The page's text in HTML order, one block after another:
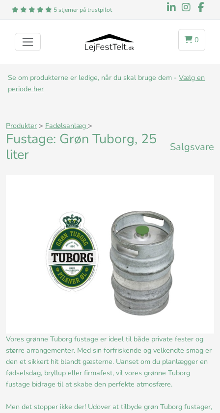
5 stjerner på trustpilot
0
Se om produkterne er ledige, når du skal bruge dem - Vælg en
periode her
Produkter > Fadølsanlæg >
Fustage: Grøn Tuborg, 25
liter
Salgsvare
Vores grønne Tuborg fustage er ideel til både private fester og
større arrangementer. Med sin forfriskende og velkendte smag er
den et sikkert hit blandt gæsterne. Uanset om du planlægger en
fødselsdag, bryllup eller firmafest, vil vores grønne Tuborg
fustage bidrage til at skabe den perfekte atmosfære.
Men det stopper ikke der! Udover at tilbyde grøn Tuborg fustager,